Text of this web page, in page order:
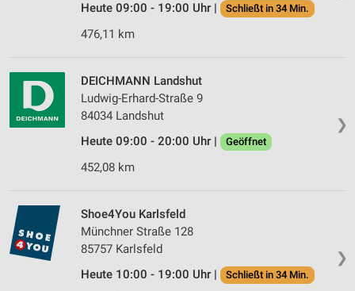
Heute 09:00 - 19:00 Uhr |
Schließt in 34 Min.
476,11 km
❯
DEICHMANN Landshut
Ludwig-Erhard-Straße 9
84034 Landshut
Heute 09:00 - 20:00 Uhr |
Geöffnet
452,08 km
❯
Shoe4You Karlsfeld
Münchner Straße 128
85757 Karlsfeld
Heute 10:00 - 19:00 Uhr |
Schließt in 34 Min.